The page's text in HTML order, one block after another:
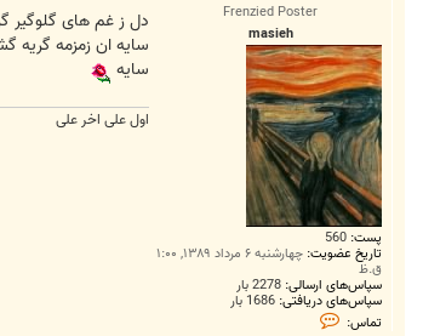
Frenzied Poster
masieh
پست: 560
تاریخ عضویت: چهارشنبه ۶ مرداد ۱۳۸۹, ۱:۰۰
ق.ظ
سپاس‌های ارسالی: 2278 بار
سپاس‌های دریافتی: 1686 بار
تماس:
ت
ت
دل ز غم های گلوگیر
سایه ان زمزمه گریه
سایه
اول علی اخر علی